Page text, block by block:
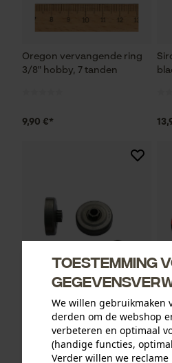
Oregon vervangende ring
3/8" hobby, 7 tanden
9,90 €*
Oregon ringtandwiel 325, 7
tanden incl. aandrijfring bijv.
geschikt voor Jonsered
Toestemming
We willen gebruikmaken
derden om de webshop
verbeteren en optimaal
(handige functies,
Verder willen we reclame